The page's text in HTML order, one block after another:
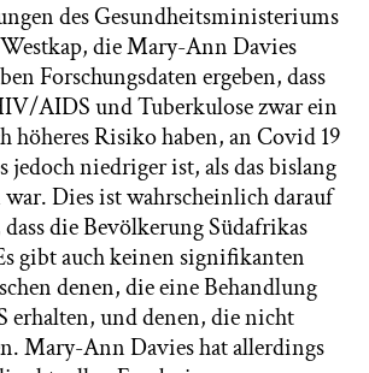
des Gesundheitsministeriums
die Mary-Ann Davies
Forschungsdaten ergeben, dass
AIDS und Tuberkulose zwar ein
höheres Risiko haben, an Covid 19
jedoch niedriger ist, als das bislang
Dies ist wahrscheinlich darauf
die Bevölkerung Südafrikas
gibt auch keinen signifikanten
denen, die eine Behandlung
erhalten, und denen, die nicht
Mary-Ann Davies hat allerdings